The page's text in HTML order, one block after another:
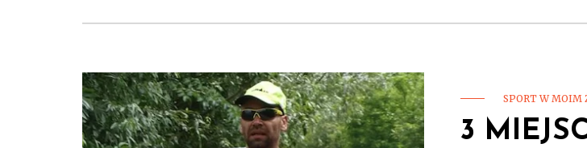
SPORT W MOIM
3